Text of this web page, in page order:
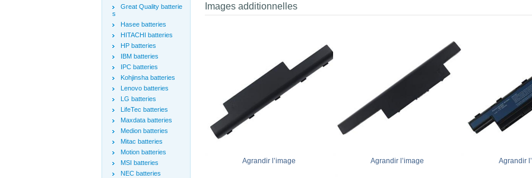
Great Quality batterie
s
Hasee batteries
HITACHI batteries
HP batteries
IBM batteries
IPC batteries
Kohjinsha batteries
Lenovo batteries
LG batteries
LifeTec batteries
Maxdata batteries
Medion batteries
Mitac batteries
Motion batteries
MSI batteries
NEC batteries
Images additionnelles
Agrandir l’image Agrandir l’image Agrandir